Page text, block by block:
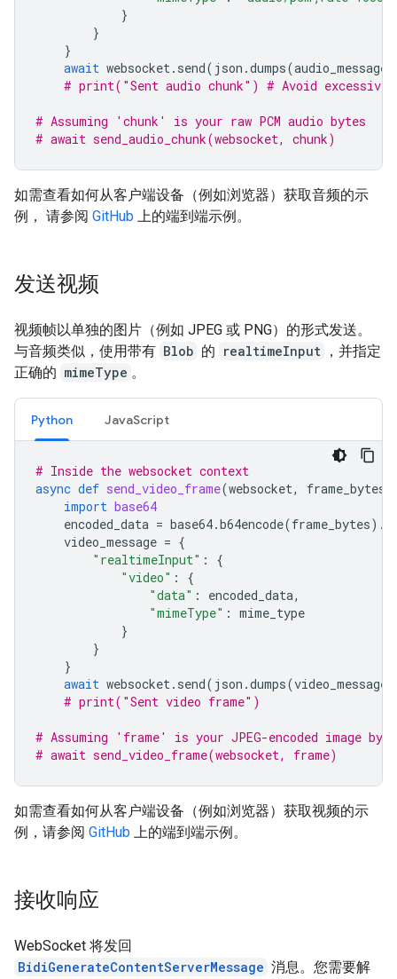
}
}
}
await websocket. send( json .dumps(audio_message
# print("Sent audio chunk") # Avoid excessive
# Assuming 'chunk' is your raw PCM audio bytes
# await send_audio_chunk(websocket, chunk)
如需查看如何从客户端设备（例如浏览器）获取音频的示
例， 请参阅 GitHub 上的端到端示例。
发送视频
视频帧以单独的图片（例如 JPEG 或 PNG）的形式发送。
与音频类似，使用带有 Blob 的 realtimeInput ，并指定
正确的 mimeType 。
Python JavaScript
# Inside the websocket context
async def send_video_frame(websocket, frame_bytes
import base64
encoded_data = base64.b64encode(frame_bytes) .
video_message = {
"realtimeInput" :
{
"video" :
{
"data" : encoded_data,
"mimeType" : mime_type
}
}
}
await websocket. send( json .dumps(video_message
# print("Sent video frame")
# Assuming 'frame' is your JPEG-encoded image
# await send_video_frame(websocket, frame)
如需查看如何从客户端设备（例如浏览器）获取视频的示
例，请参阅 GitHub 上的端到端示例。
接收响应
WebSocket 将发回
BidiGenerateContentServerMessage 消息。您需要解